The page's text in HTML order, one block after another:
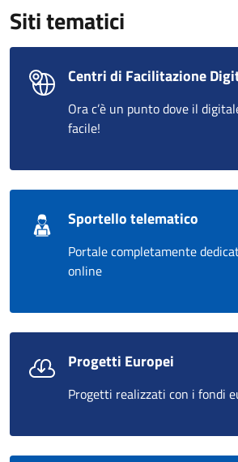
Siti tematici
Centri di Facilitazione
Ora c’è un punto dove il
facile!
Sportello telematico
Portale completamente
online
Progetti Europei
Progetti realizzati con i fondi